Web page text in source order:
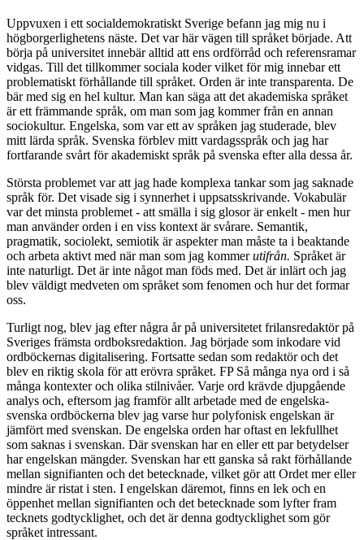
Uppvuxen i ett socialdemokratiskt Sverige befann jag mig nu i
högborgerlighetens näste. Det var här vägen till språket började. Att
börja på universitet innebär alltid att ens ordförråd och referensramar
vidgas. Till det tillkommer sociala koder vilket för mig innebar ett
problematiskt förhållande till språket. Orden är inte transparenta. De
bär med sig en hel kultur. Man kan säga att det akademiska språket
är ett främmande språk, om man som jag kommer från en annan
sociokultur. Engelska, som var ett av språken jag studerade, blev
mitt lärda språk. Svenska förblev mitt vardagsspråk och jag har
fortfarande svårt för akademiskt språk på svenska efter alla dessa år.
Största problemet var att jag hade komplexa tankar som jag saknade
språk för. Det visade sig i synnerhet i uppsatsskrivande. Vokabulär
var det minsta problemet - att smälla i sig glosor är enkelt - men hur
man använder orden i en viss kontext är svårare. Semantik,
pragmatik, sociolekt, semiotik är aspekter man måste ta i beaktande
och arbeta aktivt med när man som jag kommerutifrån. Språket är
inte naturligt. Det är inte något man föds med. Det är inlärt och jag
blev väldigt medveten om språket som fenomen och hur det formar
oss.
Turligt nog, blev jag efter några år på universitetet frilansredaktör på
Sveriges främsta ordboksredaktion. Jag började som inkodare vid
ordböckernas digitalisering. Fortsatte sedan som redaktör och det
blev en riktig skola för att erövra språket. FP Så många nya ord i så
många kontexter och olika stilnivåer. Varje ord krävde djupgående
analys och, eftersom jag framför allt arbetade med de engelska-
svenska ordböckerna blev jag varse hur polyfonisk engelskan är
jämfört med svenskan. De engelska orden har oftast en lekfullhet
som saknas i svenskan. Där svenskan har en eller ett par betydelser
har engelskan mängder. Svenskan har ett ganska så rakt förhållande
mellan signifianten och det betecknade, vilket gör att Ordet mer eller
mindre är ristat i sten. I engelskan däremot, finns en lek och en
öppenhet mellan signifianten och det betecknade som lyfter fram
tecknets godtycklighet, och det är denna godtycklighet som gör
språket intressant.